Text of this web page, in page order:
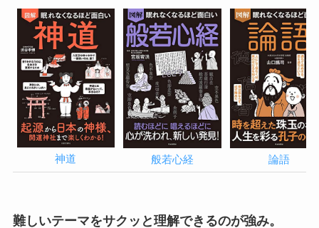
神道 般若心経 論語
難しいテーマをサクッと理解できるのが強み。